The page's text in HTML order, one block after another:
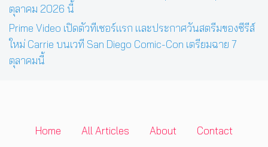
ตุลาคม 2026 นี้
Prime Video เปิดตัวทีเซอร์แรก และประกาศวันสตรีมของซีรีส์
ใหม่ Carrie บนเวที San Diego Comic-Con เตรียมฉาย 7
ตุลาคมนี้
Home All Articles About Contact